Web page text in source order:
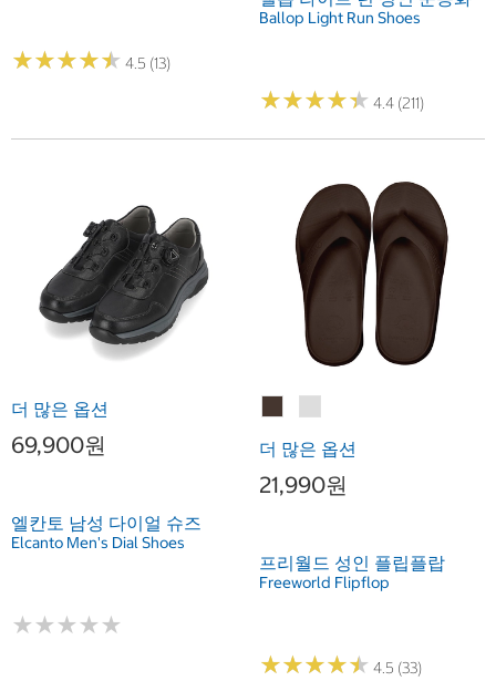
★★★★★
★★★★★ 4.5 (13)
Ballop Light Run Shoes
★★★★★
★★★★★ 4.4 (211)
더 많은 옵션
69,900원
엘칸토 남성 다이얼 슈즈
Elcanto Men's Dial Shoes
★★★★★
★★★★★
더 많은 옵션
21,990원
프리월드 성인 플립플랍
Freeworld Flipflop
★★★★★
★★★★★ 4.5 (33)